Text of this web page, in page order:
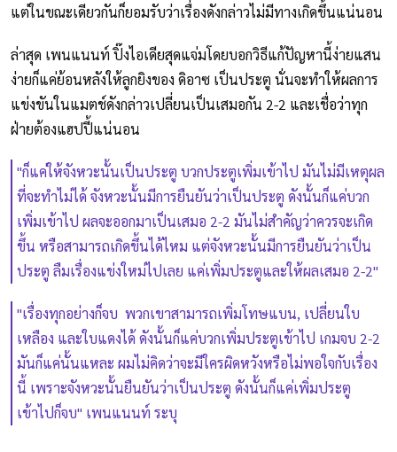
แต่ในขณะเดียวกันก็ยอมรับว่าเรื่องดังกล่าวไม่มีทางเกิดขึ้นแน่นอน
ล่าสุด เพนแนนท์ ปิ๊งไอเดียสุดแจ่มโดยบอกวิธีแก้ปัญหานี้ง่ายแสน
ง่ายก็แค่ย้อนหลังให้ลูกยิงของ ดิอาซ เป็นประตู นั่นจะทำให้ผลการ
แข่งขันในแมตช์ดังกล่าวเปลี่ยนเป็นเสมอกัน 2-2 และเชื่อว่าทุก
ฝ่ายต้องแฮปปี้แน่นอน
"ก็แค่ให้จังหวะนั้นเป็นประตู บวกประตูเพิ่มเข้าไป มันไม่มีเหตุผล
ที่จะทำไม่ได้ จังหวะนั้นมีการยืนยันว่าเป็นประตู ดังนั้นก็แค่บวก
เพิ่มเข้าไป ผลจะออกมาเป็นเสมอ 2-2 มันไม่สำคัญว่าควรจะเกิด
ขึ้น หรือสามารถเกิดขึ้นได้ไหม แต่จังหวะนั้นมีการยืนยันว่าเป็น
ประตู ลืมเรื่องแข่งใหม่ไปเลย แค่เพิ่มประตูและให้ผลเสมอ 2-2"
"เรื่องทุกอย่างก็จบ พวกเขาสามารถเพิ่มโทษแบน, เปลี่ยนใบ
เหลือง และใบแดงได้ ดังนั้นก็แค่บวกเพิ่มประตูเข้าไป เกมจบ 2-2
มันก็แค่นั้นแหละ ผมไม่คิดว่าจะมีใครผิดหวังหรือไม่พอใจกับเรื่อง
นี้ เพราะจังหวะนั้นยืนยันว่าเป็นประตู ดังนั้นก็แค่เพิ่มประตู
เข้าไปก็จบ" เพนแนนท์ ระบุ